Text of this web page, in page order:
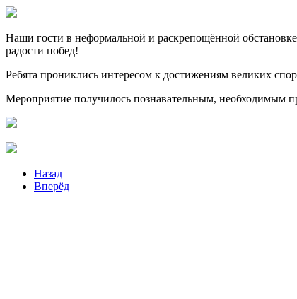
Наши гости в неформальной и раскрепощённой
радости побед!
Ребята прониклись интересом к достижениям великих
Мероприятие получилось познавательным, необходимым
Назад
Вперёд